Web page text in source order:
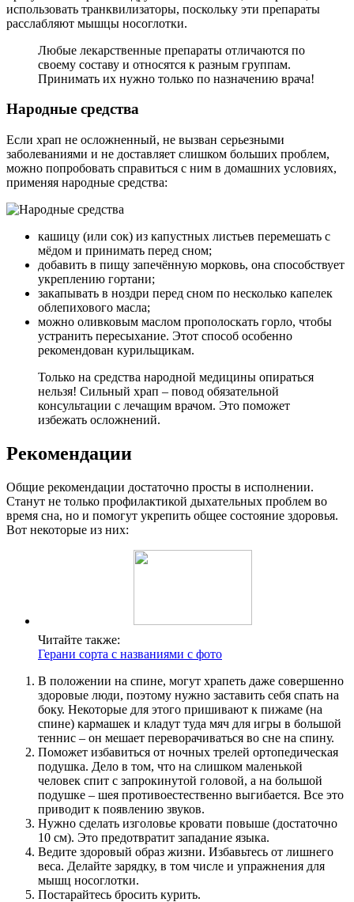
использовать транквилизаторы, поскольку эти препараты
расслабляют мышцы носоглотки.
Любые лекарственные препараты отличаются по
своему составу и относятся к разным группам.
Принимать их нужно только по назначению врача!
Народные средства
Если храп не осложненный, не вызван серьезными
заболеваниями и не доставляет слишком больших проблем,
можно попробовать справиться с ним в домашних условиях,
применяя народные средства:
кашицу (или сок) из капустных листьев перемешать с
мёдом и принимать перед сном;
добавить в пищу запечённую морковь, она способствует
укреплению гортани;
закапывать в ноздри перед сном по несколько капелек
облепихового масла;
можно оливковым маслом прополоскать горло, чтобы
устранить пересыхание. Этот способ особенно
рекомендован курильщикам.
Только на средства народной медицины опираться
нельзя! Сильный храп – повод обязательной
консультации с лечащим врачом. Это поможет
избежать осложнений.
Рекомендации
Общие рекомендации достаточно просты в исполнении.
Станут не только профилактикой дыхательных проблем во
время сна, но и помогут укрепить общее состояние здоровья.
Вот некоторые из них:
Читайте также:
Герани сорта с названиями с фото
В положении на спине, могут храпеть даже совершенно
здоровые люди, поэтому нужно заставить себя спать на
боку. Некоторые для этого пришивают к пижаме (на
спине) кармашек и кладут туда мяч для игры в большой
теннис – он мешает переворачиваться во сне на спину.
Поможет избавиться от ночных трелей ортопедическая
подушка. Дело в том, что на слишком маленькой
человек спит с запрокинутой головой, а на большой
подушке – шея противоестественно выгибается. Все это
приводит к появлению звуков.
Нужно сделать изголовье кровати повыше (достаточно
10 см). Это предотвратит западание языка.
Ведите здоровый образ жизни. Избавьтесь от лишнего
веса. Делайте зарядку, в том числе и упражнения для
мышц носоглотки.
Постарайтесь бросить курить.